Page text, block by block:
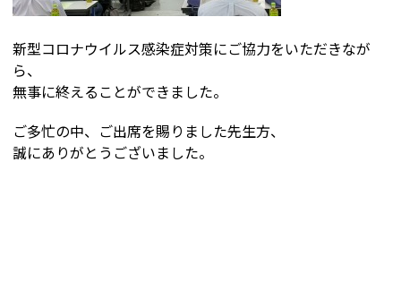
新型コロナウイルス感染症対策にご協力をいただきなが
ら、
無事に終えることができました。
ご多忙の中、ご出席を賜りました先生方、
誠にありがとうございました。